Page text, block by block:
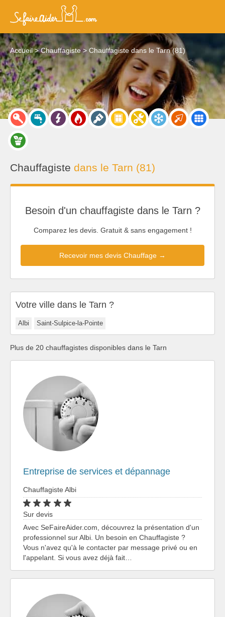
Accueil Chauffagiste Chauffagiste dans le Tarn (81)
Chauffagiste dans le Tarn (81)
Besoin d'un chauffagiste dans le Tarn ?
Comparez les devis. Gratuit & sans engagement !
Recevoir mes devis Chauffage →
Votre ville dans le Tarn ?
Albi Saint-Sulpice-la-Pointe
Plus de 20 chauffagistes disponibles dans le Tarn
Entreprise de services et dépannage
Chauffagiste Albi
Sur devis
Avec SeFaireAider.com, découvrez la présentation d'un
professionnel sur Albi. Un besoin en Chauffagiste ?
Vous n'avez qu'à le contacter par message privé ou en
l'appelant. Si vous avez déjà fait…